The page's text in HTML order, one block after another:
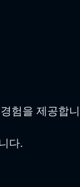
험을 제공합
다.